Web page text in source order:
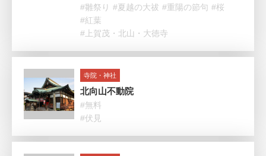
#雛祭り #夏越の大祓 #重陽の節句 #桜
#紅葉
#上賀茂・北山・大徳寺
寺院・神社
北向山不動院
#無料
#伏見